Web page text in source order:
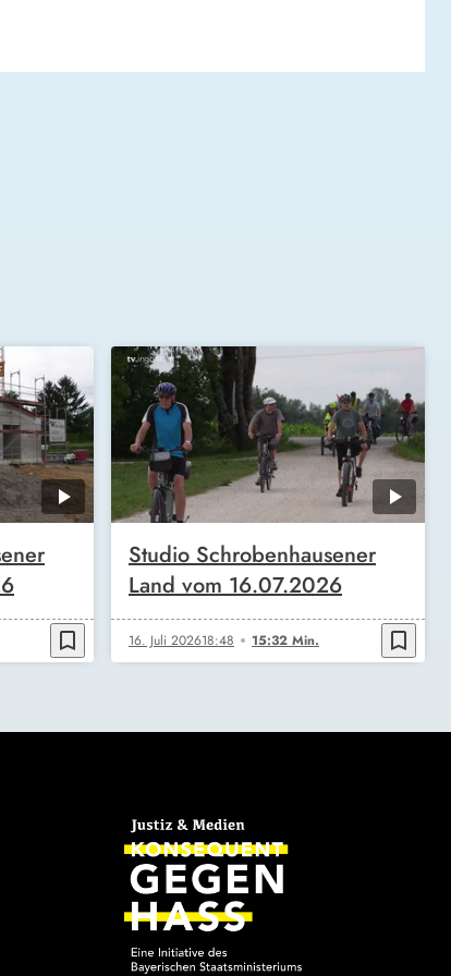
bookmark_border
Studio Schrobenhausener
Land vom 16.07.2026
16. Juli 202618:48 15:32 Min. bookmark_border